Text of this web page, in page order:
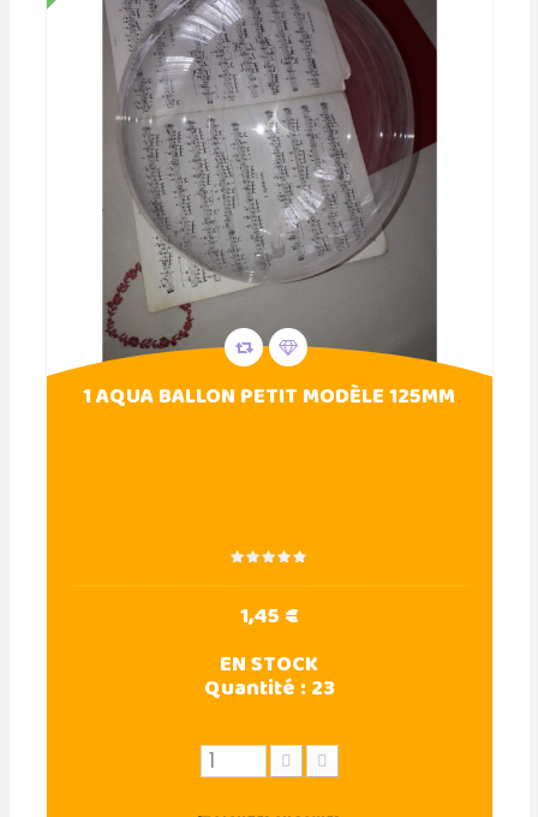
1 AQUA BALLON PETIT MODÈLE 125MM
1,45 €
EN STOCK
Quantité :23